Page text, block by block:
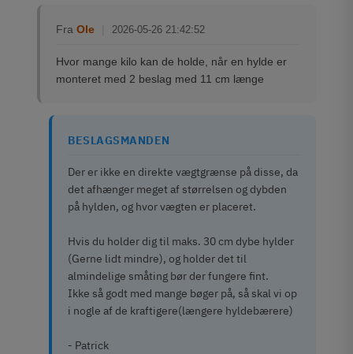
FraOle 2026-05-26 21:42:52
Hvor mange kilo kan de holde, når en hylde er
monteret med 2 beslag med 11 cm længe
BESLAGSMANDEN
Der er ikke en direkte vægtgrænse på disse, da
det afhænger meget af størrelsen og dybden
på hylden, og hvor vægten er placeret.
Hvis du holder dig til maks. 30 cm dybe hylder
(Gerne lidt mindre), og holder det til
almindelige småting bør der fungere fint.
Ikke så godt med mange bøger på, så skal vi op
i nogle af de kraftigere(længere hyldebærere)
- Patrick